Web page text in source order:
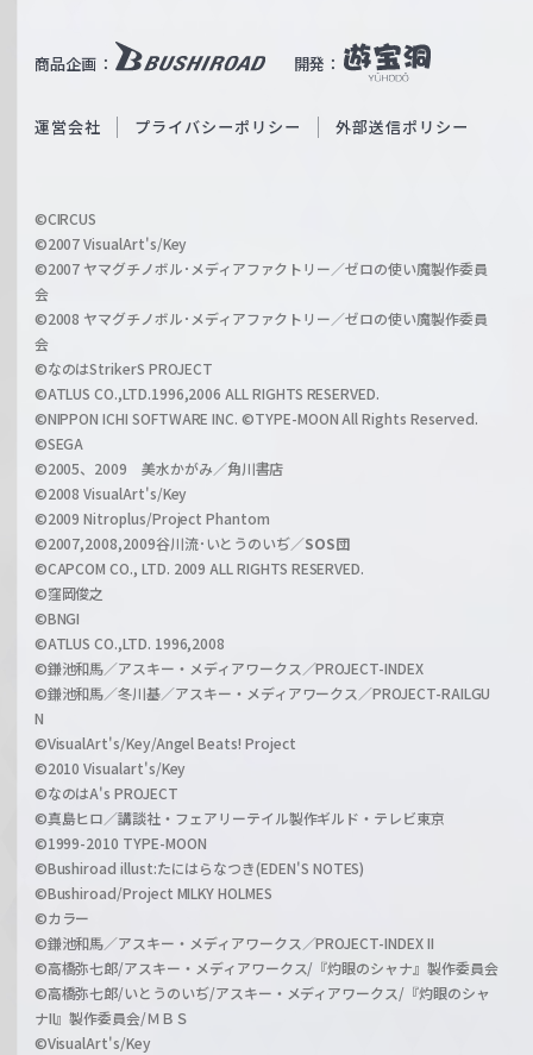
ß
c
a
r
z
商品企画： 開発：
b
O
i
l
h
a
n
l
運営会社 プライバシーポリシー 外部送信ポリシー
©CIRCUS
©2007 VisualArt's/Key
©2007 ヤマグチノボル･メディアファクトリー／ゼロの使い魔製作委員
会
©2008 ヤマグチノボル･メディアファクトリー／ゼロの使い魔製作委員
会
©なのはStrikerS PROJECT
©ATLUS CO.,LTD.1996,2006 ALL RIGHTS RESERVED.
©NIPPON ICHI SOFTWARE INC. ©TYPE-MOON All Rights Reserved.
©SEGA
©2005、2009 美水かがみ／角川書店
©2008 VisualArt's/Key
©2009 Nitroplus/Project Phantom
©2007,2008,2009谷川流･いとうのいぢ／SOS団
©CAPCOM CO., LTD. 2009 ALL RIGHTS RESERVED.
©窪岡俊之
©BNGI
©ATLUS CO.,LTD. 1996,2008
©鎌池和馬／アスキー・メディアワークス／PROJECT-INDEX
©鎌池和馬／冬川基／アスキー・メディアワークス／PROJECT-RAILGU
N
©VisualArt's/Key/Angel Beats! Project
©2010 Visualart's/Key
©なのはA's PROJECT
©真島ヒロ／講談社・フェアリーテイル製作ギルド・テレビ東京
©1999-2010 TYPE-MOON
©Bushiroad illust:たにはらなつき(EDEN'S NOTES)
©Bushiroad/Project MILKY HOLMES
©カラー
©鎌池和馬／アスキー・メディアワークス／PROJECT-INDEX II
©高橋弥七郎/アスキー・メディアワークス/『灼眼のシャナ』製作委員会
©高橋弥七郎/いとうのいぢ/アスキー・メディアワークス/『灼眼のシャ
ナII』製作委員会/ＭＢＳ
©VisualArt's/Key